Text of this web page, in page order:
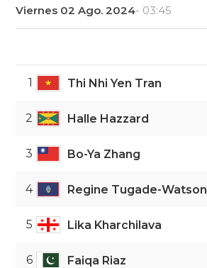
Viernes 02 Ago. 2024- 03:45
1 Thi Nhi Yen Tran
2 Halle Hazzard
3 Bo-Ya Zhang
4 Regine Tugade-Watson
5 Lika Kharchilava
6 Faiqa Riaz